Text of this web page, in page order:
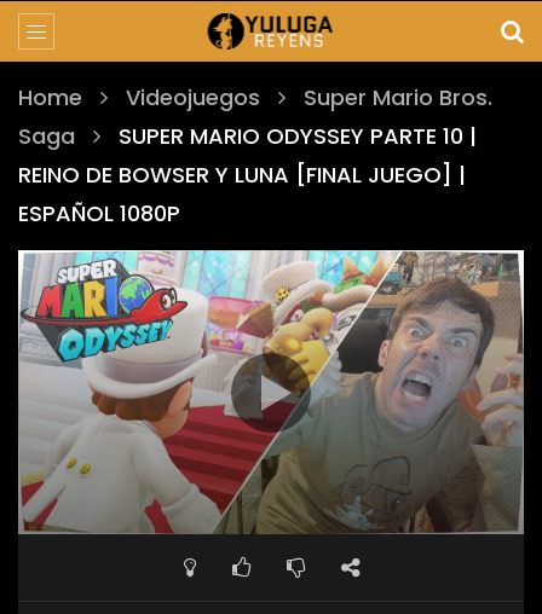
Home Videojuegos
Super Mario Bros.
Saga
SUPER MARIO ODYSSEY PARTE 10 |
REINO DE BOWSER Y LUNA [FINAL JUEGO] |
ESPAÑOL 1080P